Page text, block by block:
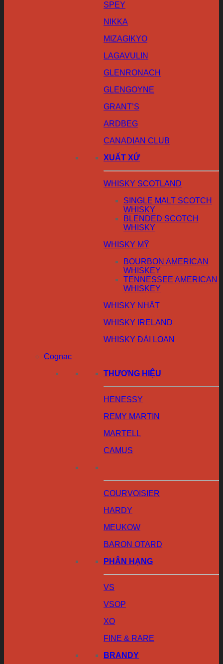
SPEY
NIKKA
MIZAGIKYO
LAGAVULIN
GLENRONACH
GLENGOYNE
GRANT’S
ARDBEG
CANADIAN CLUB
XUẤT XỨ
WHISKY SCOTLAND
SINGLE MALT SCOTCH
WHISKY
BLENDED SCOTCH
WHISKY
WHISKY MỸ
BOURBON AMERICAN
WHISKEY
TENNESSEE AMERICAN
WHISKEY
WHISKY NHẬT
WHISKY IRELAND
WHISKY ĐÀI LOAN
Cognac
THƯƠNG HIỆU
HENESSY
REMY MARTIN
MARTELL
CAMUS
COURVOISIER
HARDY
MEUKOW
BARON OTARD
PHÂN HẠNG
VS
VSOP
XO
FINE & RARE
BRANDY